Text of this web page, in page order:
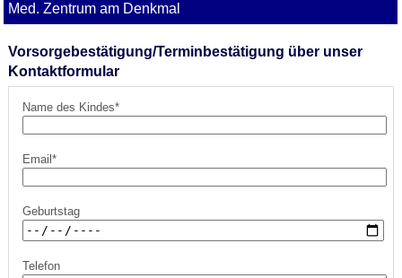
Med. Zentrum am Denkmal
Vorsorgebestätigung/Terminbestätigung über unser
Kontaktformular
Name des Kindes*
Email*
Geburtstag
Telefon